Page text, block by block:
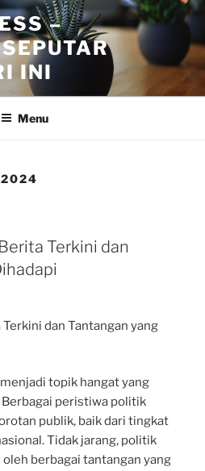
–
INI
Menu
2024
Terkini dan
dan Tantangan yang
topik hangat yang
peristiwa politik
publik, baik dari tingkat
Tidak jarang, politik
berbagai tantangan yang